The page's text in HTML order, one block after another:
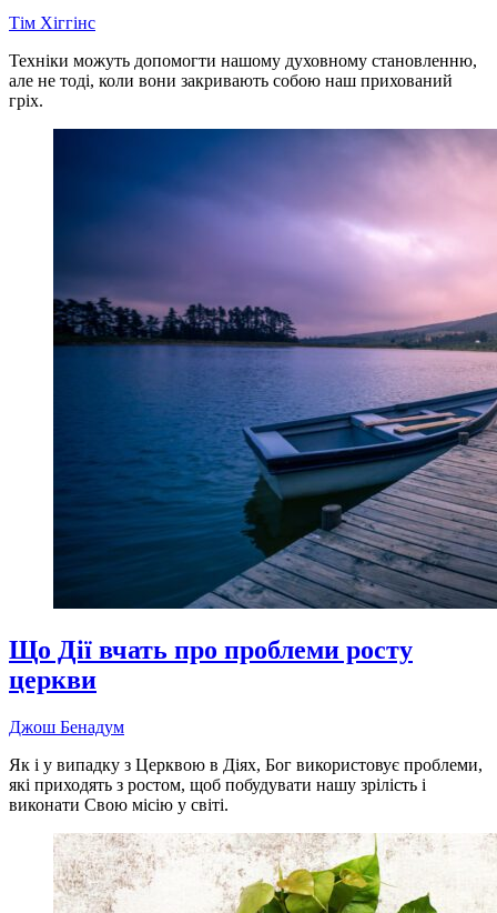
Тім Хіггінс
Техніки можуть допомогти нашому духовному становленню,
але не тоді, коли вони закривають собою наш прихований
гріх.
Що Дії вчать про проблеми росту
церкви
Джош Бенадум
Як і у випадку з Церквою в Діях, Бог використовує проблеми,
які приходять з ростом, щоб побудувати нашу зрілість і
виконати Свою місію у світі.